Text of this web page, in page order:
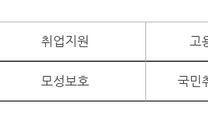
취업지원 고
모성보호 국민